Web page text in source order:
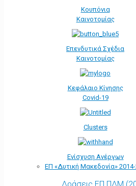
Κουπόνια
Καινοτομίας
Επενδυτικά Σχέδια
Καινοτομίας
Κεφάλαιο Κίνησης
Covid-19
Clusters
Ενίσχυση Ανέργων
ΕΠ «Δυτική Μακεδονία»
Δράσεις ΕΠ ΠΔΜ